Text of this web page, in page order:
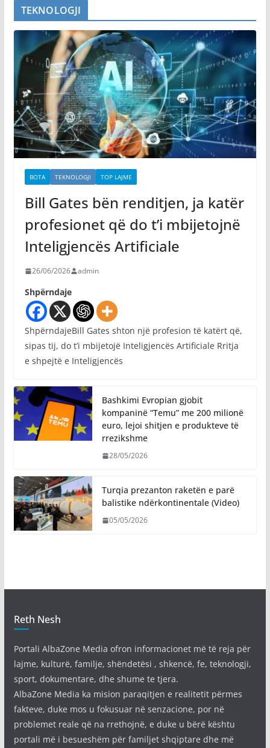
TEKNOLOGJI
BOTA TEKNOLOGJI TOP LAJME
Bill Gates bën renditjen, ja katër
profesionet që do t’i mbijetojnë
Inteligjencës Artificiale
26/06/2026 admin
Shpërndaje
ShpërndajeBill Gates shton një profesion të katërt që,
sipas tij, do t’i mbijetojë Inteligjencës Artificiale Rritja
e shpejtë e Inteligjencës
Bashkimi Evropian gjobit
kompaninë “Temu” me 200 milionë
euro, lejoi shitjen e produkteve të
rrezikshme
28/05/2026
Turqia prezanton raketën e parë
balistike ndërkontinentale (Video)
05/05/2026
Reth Nesh
Portali AlbaZone Media ofron informacionet më të reja për
lajme, kulturë, familje, shëndetësi , shkencë, fe, teknologji,
sport, dokumentare, dhe shume te tjera.
AlbaZone Media ka mision paraqitjen e realitetit përmes
fakteve, duke mos u fokusuar në senzacione, por në
problemet reale që na rrethojnë, e duke u bërë kështu
portali më i besueshëm për familjet shqiptare dhe më